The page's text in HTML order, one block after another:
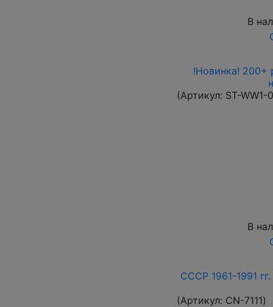
В
!Новинка! 200+
(Артикул: ST-
В
СССР 1961-1991
(Артикул: СN-7111)